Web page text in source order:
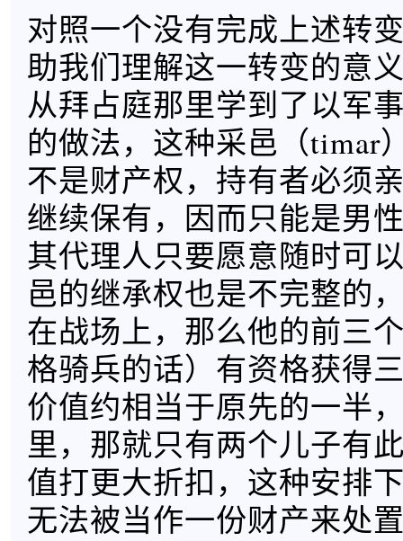
对照一个没有完成上述转
助我们理解这一转变的意
从拜占庭那里学到了以军
的做法，这种采邑（timar
不是财产权，持有者必须
继续保有，因而只能是男
其代理人只要愿意随时可
邑的继承权也是不完整的
在战场上，那么他的前三
格骑兵的话）有资格获得
价值约相当于原先的一半
里，那就只有两个儿子有
值打更大折扣，这种安排
无法被当作一份财产来处